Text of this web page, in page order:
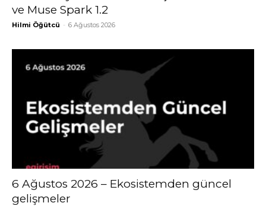
ve Muse Spark 1.2
Hilmi Öğütcü - 6 Ağustos 2026
6 Ağustos 2026 – Ekosistemden güncel
gelişmeler